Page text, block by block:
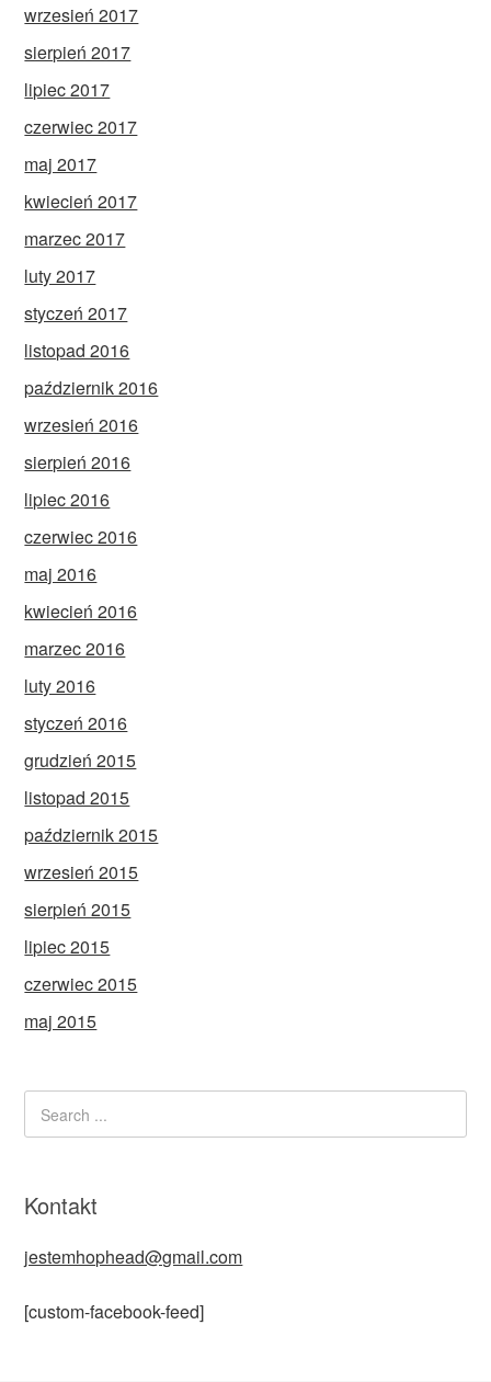
wrzesień 2017
sierpień 2017
lipiec 2017
czerwiec 2017
maj 2017
kwiecień 2017
marzec 2017
luty 2017
styczeń 2017
listopad 2016
październik 2016
wrzesień 2016
sierpień 2016
lipiec 2016
czerwiec 2016
maj 2016
kwiecień 2016
marzec 2016
luty 2016
styczeń 2016
grudzień 2015
listopad 2015
październik 2015
wrzesień 2015
sierpień 2015
lipiec 2015
czerwiec 2015
maj 2015
Kontakt
jestemhophead@gmail.com
[custom-facebook-feed]